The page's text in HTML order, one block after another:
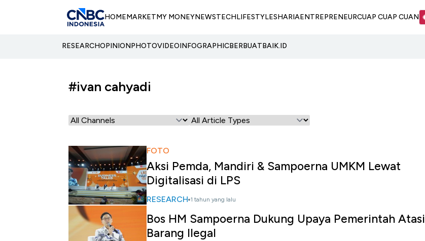
HOMEMARKETMY MONEYNEWSTECHLIFESTYLESHARIAENTREPRENEURCUAP CUAP CUAN
RESEARCHOPINIONPHOTOVIDEOINFOGRAPHICBERBUATBAIK.ID
#ivan cahyadi
FOTO
Aksi Pemda, Mandiri & Sampoerna UMKM Lewat
Digitalisasi di LPS
RESEARCH 1 tahun yang lalu
Bos HM Sampoerna Dukung Upaya Pemerintah Atasi
Barang Ilegal